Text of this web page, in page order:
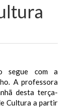
segue com a
A professora
desta terça-
Cultura a partir